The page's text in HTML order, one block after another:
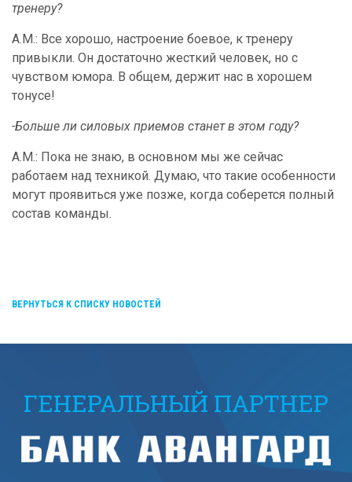
тренеру?
А.М.: Все хорошо, настроение боевое, к тренеру
привыкли. Он достаточно жесткий человек, но с
чувством юмора. В общем, держит нас в хорошем
тонусе!
-Больше ли силовых приемов станет в этом году?
А.М.: Пока не знаю, в основном мы же сейчас
работаем над техникой. Думаю, что такие особенности
могут проявиться уже позже, когда соберется полный
состав команды.
ВЕРНУТЬСЯ К СПИСКУ НОВОСТЕЙ
ГЕНЕРАЛЬНЫЙ ПАРТНЕР